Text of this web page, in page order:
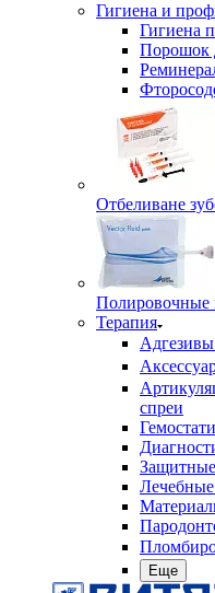
Гигиена и
Гигиена
Порошок
Отбеливане
Полировочные
Терапия
Адгезивы
спреи
Еще